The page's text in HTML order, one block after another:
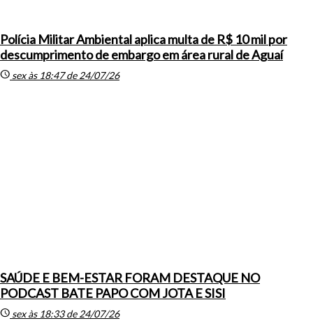
Polícia Militar Ambiental aplica multa de R$ 10 mil por
descumprimento de embargo em área rural de Aguaí
schedule sex às 18:47 de 24/07/26
SAÚDE E BEM-ESTAR FORAM DESTAQUE NO
PODCAST BATE PAPO COM JOTA E SISI
schedule sex às 18:33 de 24/07/26